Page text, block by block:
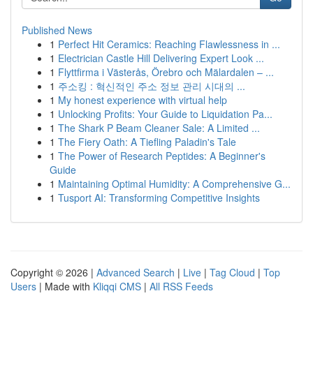
Published News
1 Perfect Hit Ceramics: Reaching Flawlessness in ...
1 Electrician Castle Hill Delivering Expert Look ...
1 Flyttfirma i Västerås, Örebro och Mälardalen – ...
1 주소킹 : 혁신적인 주소 정보 관리 시대의 ...
1 My honest experience with virtual help
1 Unlocking Profits: Your Guide to Liquidation Pa...
1 The Shark P Beam Cleaner Sale: A Limited ...
1 The Fiery Oath: A Tiefling Paladin's Tale
1 The Power of Research Peptides: A Beginner's
Guide
1 Maintaining Optimal Humidity: A Comprehensive G...
1 Tusport AI: Transforming Competitive Insights
Copyright © 2026 | Advanced Search | Live | Tag Cloud | Top
Users | Made with Kliqqi CMS | All RSS Feeds